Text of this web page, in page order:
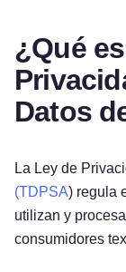
¿Qué
Datos
La Ley de
(TDPSA) regula
utilizan y
consumidores